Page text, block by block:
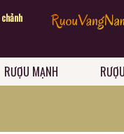
Chào mừng quý
RƯỢU MẠNH